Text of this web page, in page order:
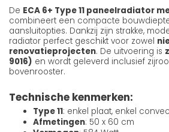
De ECA 6+ Type 11 paneelradiator
combineert een compacte
aansluitopties. Dankzij zijn strakke,
radiator perfect geschikt voor zowel
renovatieprojecten. De uitvoering is
9016) en wordt geleverd inclusief
bovenrooster.
Technische kenmerken:
Type 11: enkel plaat, enkel
Afmetingen: 50 x 60 cm